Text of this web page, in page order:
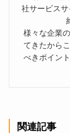
社サービス
様々な企業
てきたから
べきポイン
関連記事